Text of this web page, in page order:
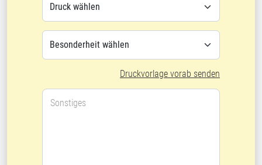
Druckvorlage vorab senden
Sonstiges